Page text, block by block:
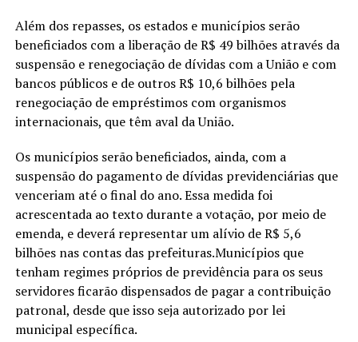
Além dos repasses, os estados e municípios serão
beneficiados com a liberação de R$ 49 bilhões através da
suspensão e renegociação de dívidas com a União e com
bancos públicos e de outros R$ 10,6 bilhões pela
renegociação de empréstimos com organismos
internacionais, que têm aval da União.
Os municípios serão beneficiados, ainda, com a
suspensão do pagamento de dívidas previdenciárias que
venceriam até o final do ano. Essa medida foi
acrescentada ao texto durante a votação, por meio de
emenda, e deverá representar um alívio de R$ 5,6
bilhões nas contas das prefeituras.Municípios que
tenham regimes próprios de previdência para os seus
servidores ficarão dispensados de pagar a contribuição
patronal, desde que isso seja autorizado por lei
municipal específica.